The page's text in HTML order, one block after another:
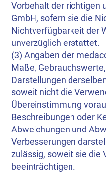
Vorbehalt der richtigen
GmbH, sofern sie die
Nichtverfügbarkeit der
unverzüglich erstattet.
(3) Angaben der
Maße,
Darstellungen
soweit nicht die
Übereinstimmung
Beschreibungen oder
Abweichungen und
Verbesserungen
zulässig, soweit sie die
beeinträchtigen.